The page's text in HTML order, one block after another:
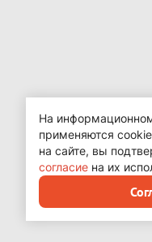
На
применяются
на сайте, вы
согласие на их